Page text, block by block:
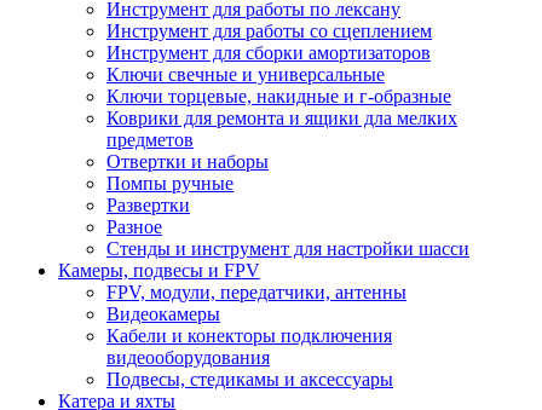
Инструмент для работы по лексану
Инструмент для работы со сцеплением
Инструмент для сборки амортизаторов
Ключи свечные и универсальные
Ключи торцевые, накидные и г-образные
Коврики для ремонта и ящики дла мелких
предметов
Отвертки и наборы
Помпы ручные
Развертки
Разное
Стенды и инструмент для настройки шасси
Камеры, подвесы и FPV
FPV, модули, передатчики, антенны
Видеокамеры
Кабели и конекторы подключения
видеооборудования
Подвесы, стедикамы и аксессуары
Катера и яхты